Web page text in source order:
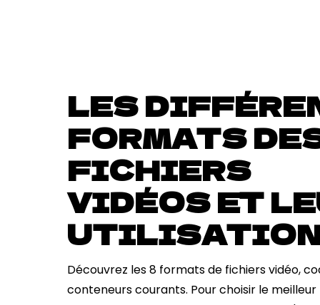
LES
FORMATS
FICHIERS
VIDÉOS ET
Découvrez les 8 formats de fichiers vidéo,
conteneurs courants. Pour choisir le